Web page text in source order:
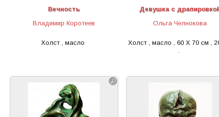
Вечность
Владимир Коротеев
Холст , масло
Девушка с
Ольга Челнокова
Холст , масло , 60 Х 70 см ,